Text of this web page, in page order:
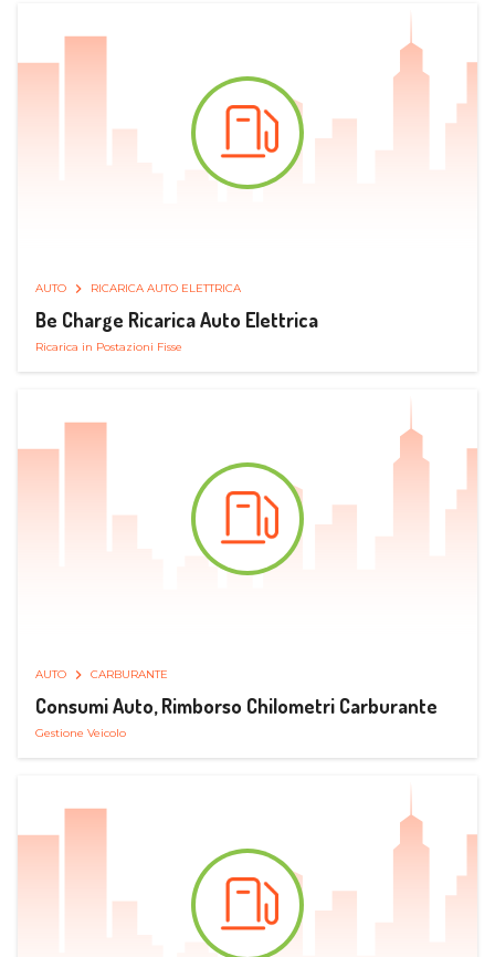
AUTO RICARICA AUTO ELETTRICA
Be Charge Ricarica Auto Elettrica
Ricarica in Postazioni Fisse
AUTO CARBURANTE
Consumi Auto, Rimborso Chilometri Carburante
Gestione Veicolo